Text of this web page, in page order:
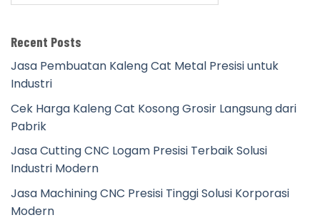
Recent Posts
Jasa Pembuatan Kaleng Cat Metal Presisi untuk
Industri
Cek Harga Kaleng Cat Kosong Grosir Langsung dari
Pabrik
Jasa Cutting CNC Logam Presisi Terbaik Solusi
Industri Modern
Jasa Machining CNC Presisi Tinggi Solusi Korporasi
Modern